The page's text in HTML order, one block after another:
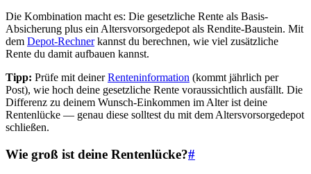
Die Kombination macht es: Die gesetzliche Rente als Basis-
Absicherung plus ein Altersvorsorgedepot als Rendite-Baustein. Mit
dem Depot-Rechnerkannst du berechnen, wie viel zusätzliche
Rente du damit aufbauen kannst.
Tipp: Prüfe mit deinerRenteninformation (kommt jährlich per
Post), wie hoch deine gesetzliche Rente voraussichtlich ausfällt. Die
Differenz zu deinem Wunsch-Einkommen im Alter ist deine
Rentenlücke — genau diese solltest du mit dem Altersvorsorgedepot
schließen.
Wie groß ist deine Rentenlücke?#